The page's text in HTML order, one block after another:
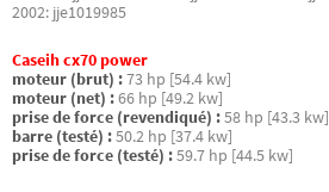
2002: jje1019985
Caseih cx70 power
moteur (brut) :73 hp [54.4 kw]
moteur (net) :66 hp [49.2 kw]
prise de force (revendiqué) :58 hp [43.3 kw]
barre (testé) :50.2 hp [37.4 kw]
prise de force (testé) :59.7 hp [44.5 kw]